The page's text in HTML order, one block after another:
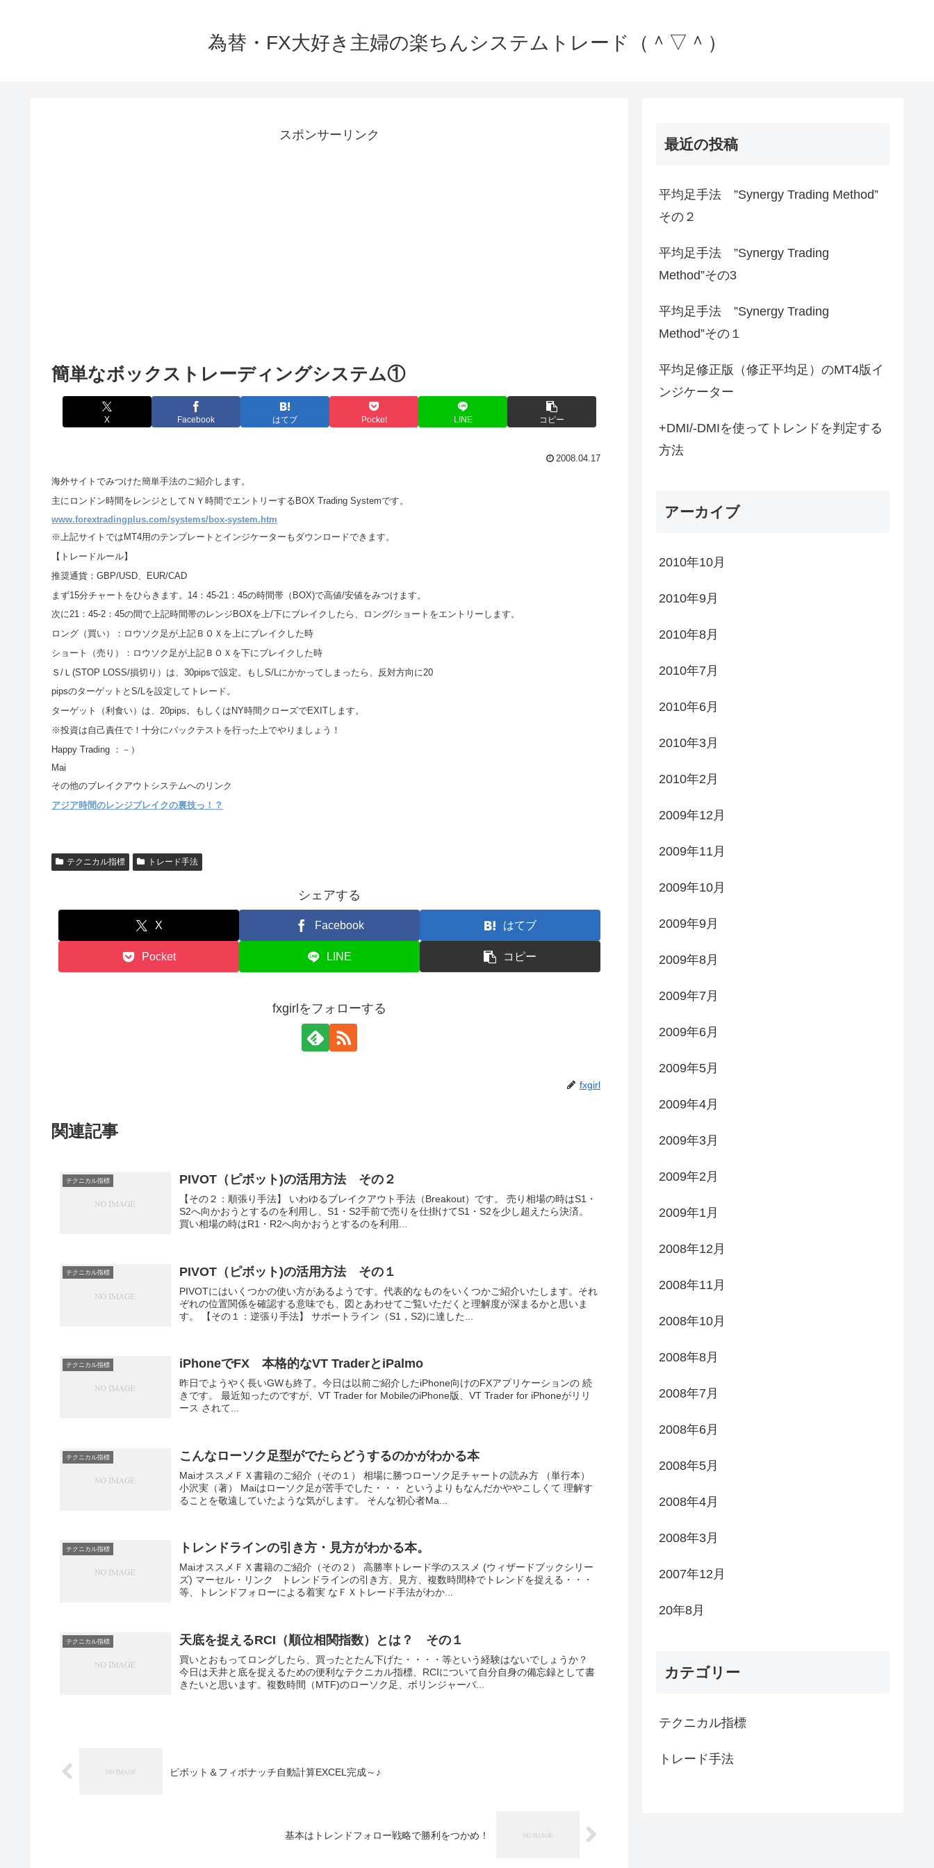
為替・FX大好き主婦の楽ちんシステムトレード（＾▽＾）
スポンサーリンク
簡単なボックストレーディングシステム①
X Facebook はてブ Pocket LINE コピー
2008.04.17
海外サイトでみつけた簡単手法のご紹介します。
主にロンドン時間をレンジとしてＮＹ時間でエントリーするBOX Trading Systemです。
www.forextradingplus.com/systems/box-system.htm
※上記サイトではMT4用のテンプレートとインジケーターもダウンロードできます。
【トレードルール】
推奨通貨：GBP/USD、EUR/CAD
まず15分チャートをひらきます。14：45-21：45の時間帯（BOX)で高値/安値をみつけます。
次に21：45-2：45の間で上記時間帯のレンジBOXを上/下にブレイクしたら、ロング/ショートをエントリーします。
ロング（買い）：ロウソク足が上記ＢＯＸを上にブレイクした時
ショート（売り）：ロウソク足が上記ＢＯＸを下にブレイクした時
Ｓ/Ｌ(STOP LOSS/損切り）は、30pipsで設定。もしS/Lにかかってしまったら、反対方向に20
pipsのターゲットとS/Lを設定してトレード。
ターゲット（利食い）は、20pips。もしくはNY時間クローズでEXITします。
※投資は自己責任で！十分にバックテストを行った上でやりましょう！
Happy Trading ：－）
Mai
その他のブレイクアウトシステムへのリンク
アジア時間のレンジブレイクの裏技っ！？
テクニカル指標 トレード手法
シェアする
X Facebook はてブ
Pocket LINE コピー
fxgirlをフォローする
fxgirl
関連記事
テクニカル指標 PIVOT（ピボット)の活用方法 その２
【その２：順張り手法】 いわゆるブレイクアウト手法（Breakout）です。 売り相場の時はS1・
S2へ向かおうとするのを利用し、S1・S2手前で売りを仕掛けてS1・S2を少し超えたら決済。
買い相場の時はR1・R2へ向かおうとするのを利用...
テクニカル指標 PIVOT（ピボット)の活用方法 その１
PIVOTにはいくつかの使い方があるようです。代表的なものをいくつかご紹介いたします。それ
ぞれの位置関係を確認する意味でも、図とあわせてご覧いただくと理解度が深まるかと思いま
す。 【その１：逆張り手法】 サポートライン（S1，S2)に達した...
テクニカル指標 iPhoneでFX 本格的なVT TraderとiPalmo
昨日でようやく長いGWも終了。今日は以前ご紹介したiPhone向けのFXアプリケーションの 続
きです。 最近知ったのですが、VT Trader for MobileのiPhone版、VT Trader for iPhoneがリリ
ース されて...
テクニカル指標 こんなローソク足型がでたらどうするのかがわかる本
MaiオススメＦＸ書籍のご紹介（その１） 相場に勝つローソク足チャートの読み方 （単行本）
小沢実（著） Maiはローソク足が苦手でした・・・ というよりもなんだかややこしくて 理解す
ることを敬遠していたような気がします。 そんな初心者Ma...
テクニカル指標 トレンドラインの引き方・見方がわかる本。
MaiオススメＦＸ書籍のご紹介（その２） 高勝率トレード学のススメ (ウィザードブックシリー
ズ) マーセル・リンク トレンドラインの引き方、見方、複数時間枠でトレンドを捉える・・・
等、トレンドフォローによる着実 なＦＸトレード手法がわか...
テクニカル指標 天底を捉えるRCI（順位相関指数）とは？ その１
買いとおもってロングしたら、買ったとたん下げた・・・・等という経験はないでしょうか？
今日は天井と底を捉えるための便利なテクニカル指標、RCIについて自分自身の備忘録として書
きたいと思います。複数時間（MTF)のローソク足、ボリンジャーバ...
ピボット＆フィボナッチ自動計算EXCEL完成～♪
基本はトレンドフォロー戦略で勝利をつかめ！
最近の投稿
平均足手法 ”Synergy Trading Method”
その２
平均足手法 ”Synergy Trading
Method”その3
平均足手法 ”Synergy Trading
Method”その１
平均足修正版（修正平均足）のMT4版イ
ンジケーター
+DMI/-DMIを使ってトレンドを判定する
方法
アーカイブ
2010年10月
2010年9月
2010年8月
2010年7月
2010年6月
2010年3月
2010年2月
2009年12月
2009年11月
2009年10月
2009年9月
2009年8月
2009年7月
2009年6月
2009年5月
2009年4月
2009年3月
2009年2月
2009年1月
2008年12月
2008年11月
2008年10月
2008年8月
2008年7月
2008年6月
2008年5月
2008年4月
2008年3月
2007年12月
20年8月
カテゴリー
テクニカル指標
トレード手法